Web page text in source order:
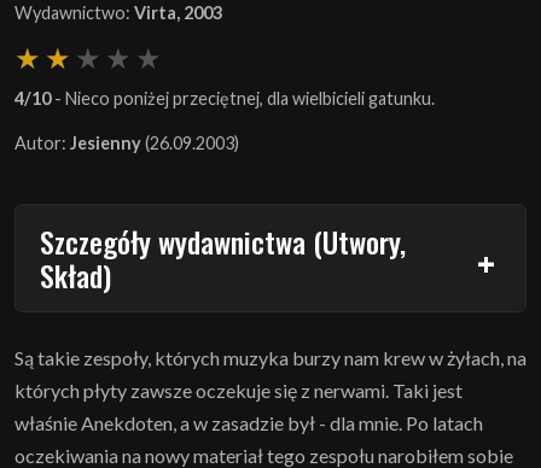
Wydawnictwo: Virta, 2003
4/10- Nieco poniżej przeciętnej, dla wielbicieli gatunku.
Autor: Jesienny(26.09.2003)
Szczegóły wydawnictwa (Utwory,
Skład)
Są takie zespoły, których muzyka burzy nam krew w żyłach, na
których płyty zawsze oczekuje się z nerwami. Taki jest
właśnie Anekdoten, a w zasadzie był - dla mnie. Po latach
oczekiwania na nowy materiał tego zespołu narobiłem sobie